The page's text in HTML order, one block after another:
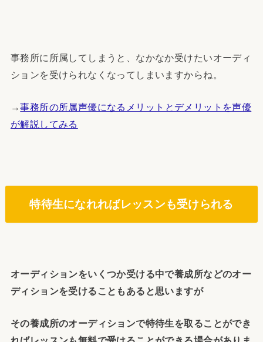
事務所に所属してしまうと、なかなか受けたいオーディ
ションを受けられなくなってしまいますからね。
→事務所の所属声優になるメリットとデメリットを声優
が解説してみる
特待生になれればレッスンも受けられる
オーディションをいくつか受ける中で養成所などのオー
ディションを受けることもあると思いますが
その養成所のオーディションで特待生を取ることができ